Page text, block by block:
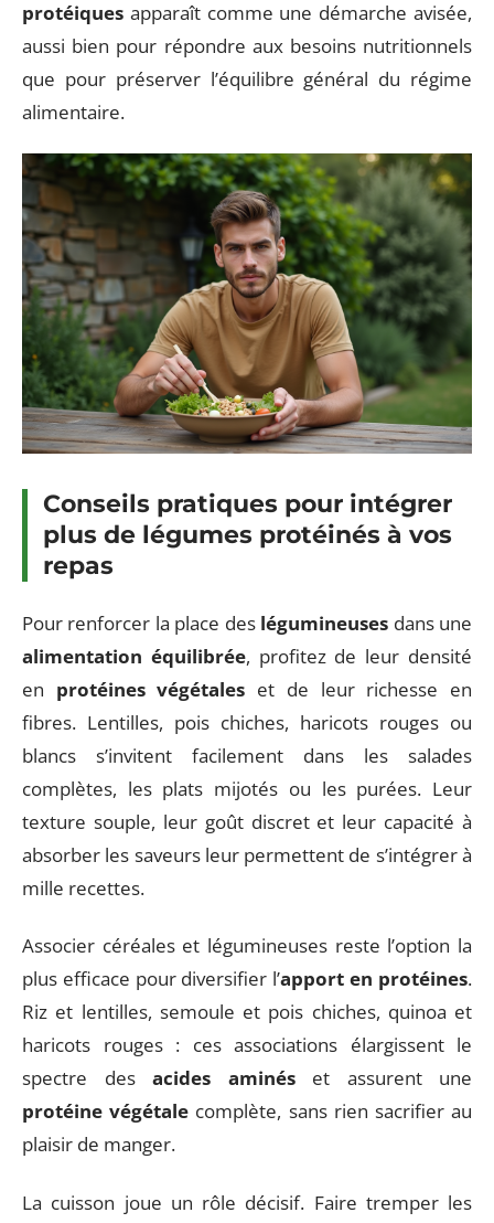
protéiques apparaît comme une démarche avisée,
aussi bien pour répondre aux besoins nutritionnels
que pour préserver l’équilibre général du régime
alimentaire.
Conseils pratiques pour intégrer
plus de légumes protéinés à vos
repas
Pour renforcer la place des légumineuses dans une
alimentation équilibrée, profitez de leur densité
en protéines végétales et de leur richesse en
fibres. Lentilles, pois chiches, haricots rouges ou
blancs s’invitent facilement dans les salades
complètes, les plats mijotés ou les purées. Leur
texture souple, leur goût discret et leur capacité à
absorber les saveurs leur permettent de s’intégrer à
mille recettes.
Associer céréales et légumineuses reste l’option la
plus efficace pour diversifier l’apport en protéines.
Riz et lentilles, semoule et pois chiches, quinoa et
haricots rouges : ces associations élargissent le
spectre des acides aminéset assurent une
protéine végétale complète, sans rien sacrifier au
plaisir de manger.
La cuisson joue un rôle décisif. Faire tremper les